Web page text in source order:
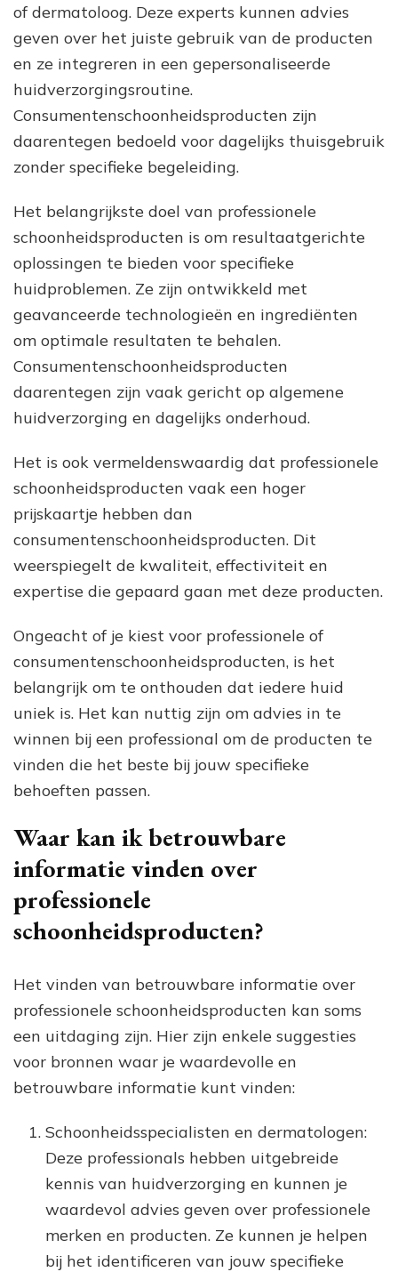
of dermatoloog. Deze experts kunnen advies
geven over het juiste gebruik van de producten
en ze integreren in een gepersonaliseerde
huidverzorgingsroutine.
Consumentenschoonheidsproducten zijn
daarentegen bedoeld voor dagelijks thuisgebruik
zonder specifieke begeleiding.
Het belangrijkste doel van professionele
schoonheidsproducten is om resultaatgerichte
oplossingen te bieden voor specifieke
huidproblemen. Ze zijn ontwikkeld met
geavanceerde technologieën en ingrediënten
om optimale resultaten te behalen.
Consumentenschoonheidsproducten
daarentegen zijn vaak gericht op algemene
huidverzorging en dagelijks onderhoud.
Het is ook vermeldenswaardig dat professionele
schoonheidsproducten vaak een hoger
prijskaartje hebben dan
consumentenschoonheidsproducten. Dit
weerspiegelt de kwaliteit, effectiviteit en
expertise die gepaard gaan met deze producten.
Ongeacht of je kiest voor professionele of
consumentenschoonheidsproducten, is het
belangrijk om te onthouden dat iedere huid
uniek is. Het kan nuttig zijn om advies in te
winnen bij een professional om de producten te
vinden die het beste bij jouw specifieke
behoeften passen.
Waar kan ik betrouwbare
informatie vinden over
professionele
schoonheidsproducten?
Het vinden van betrouwbare informatie over
professionele schoonheidsproducten kan soms
een uitdaging zijn. Hier zijn enkele suggesties
voor bronnen waar je waardevolle en
betrouwbare informatie kunt vinden:
Schoonheidsspecialisten en dermatologen:
Deze professionals hebben uitgebreide
kennis van huidverzorging en kunnen je
waardevol advies geven over professionele
merken en producten. Ze kunnen je helpen
bij het identificeren van jouw specifieke